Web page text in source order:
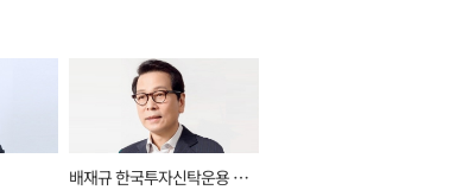
배재규 한국투자신탁운용 대